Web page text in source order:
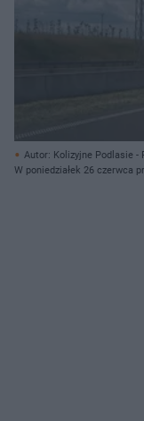
Autor: Kolizyjne Podlasie -
W poniedziałek 26 czerwca
ciężarówki, po czym jedna